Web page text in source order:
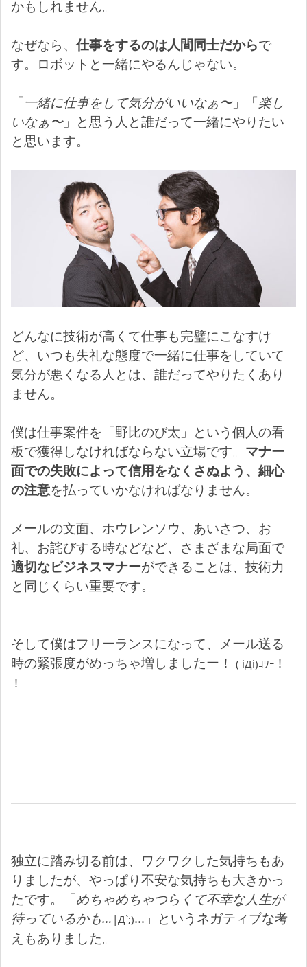
かもしれません。
なぜなら、 仕事をするのは人間同士だからで
す。ロボットと一緒にやるんじゃない。
「一緒に仕事をして気分がいいなぁ〜」「楽し
いなぁ〜」と思う人と誰だって一緒にやりたい
と思います。
どんなに技術が高くて仕事も完璧にこなすけ
ど、いつも失礼な態度で一緒に仕事をしていて
気分が悪くなる人とは、誰だってやりたくあり
ません。
僕は仕事案件を「野比のび太」という個人の看
板で獲得しなければならない立場です。 マナー
面での失敗によって信用をなくさぬよう、細心
の注意を払っていかなければなりません。
メールの文面、ホウレンソウ、あいさつ、お
礼、お詫びする時などなど、さまざまな局面で
適切なビジネスマナーができることは、技術力
と同じくらい重要です。
そして僕はフリーランスになって、メール送る
時の緊張度がめっちゃ増しましたー！
( iДi)ｺﾜｰ！
！
独立に踏み切る前は、ワクワクした気持ちもあ
りましたが、やっぱり不安な気持ちも大きかっ
たです。「めちゃめちゃつらくて不幸な人生が
待っているかも… |Д`;)…」というネガティブな考
えもありました。